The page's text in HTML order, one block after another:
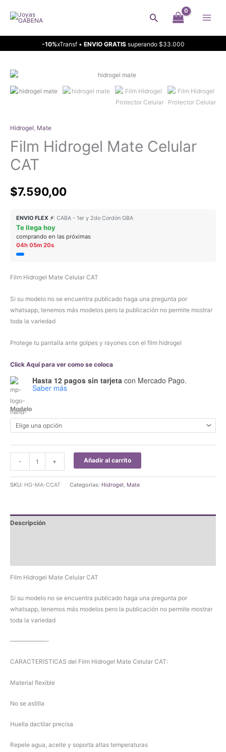
Buscar
-10%xTransf • ENVIO GRATISsuperando $33.000
Hidrogel, Mate
Film Hidrogel Mate Celular
CAT
$7.590,00
ENVIO FLEX ⚡: CABA - 1er y 2do Cordón GBA
Te llega hoy
comprando en las próximas
04h 05m 20s
Film Hidrogel Mate Celular CAT
Si su modelo no se encuentra publicado haga una pregunta por
whatsapp, tenemos más modelos pero la publicación no permite mostrar
toda la variedad
Protege tu pantalla ante golpes y rayones con el film hidrogel
Click Aquí para ver como se coloca
Hasta 12 pagos sin tarjeta con Mercado Pago.
Saber más
Modelo
-
Hidrogel
Mate
cantidad
+ Añadir al carrito
SKU: HG-MA-CCAT Categorías: Hidrogel, Mate
Descripción
Film Hidrogel Mate Celular CAT
Si su modelo no se encuentra publicado haga una pregunta por
whatsapp, tenemos más modelos pero la publicación no permite mostrar
toda la variedad
——————-
CARACTERISTICAS del Film Hidrogel Mate Celular CAT:
Material flexible
No se astilla
Huella dactilar precisa
Repele agua, aceite y soporta altas temperaturas